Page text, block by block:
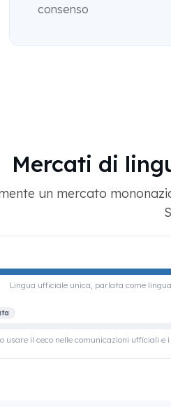
consenso
Mercati di
un mercato
Lingua ufficiale unica, parlata come
usare il ceco nelle comunicazioni ufficiali